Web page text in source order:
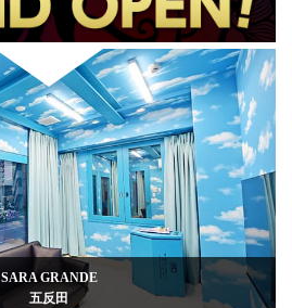
SARA GRANDE
五反田